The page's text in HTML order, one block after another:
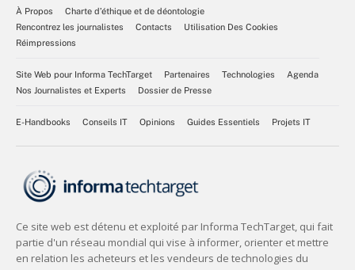
À Propos
Charte d’éthique et de déontologie
Rencontrez les journalistes
Contacts
Utilisation Des Cookies
Réimpressions
Site Web pour Informa TechTarget Partenaires Technologies
Agenda
Nos Journalistes et Experts
Dossier de Presse
E-Handbooks Conseils IT Opinions Guides Essentiels Projets IT